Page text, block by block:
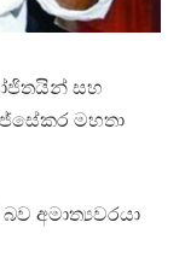
සහ
මහතා
අමාත්‍යවරයා